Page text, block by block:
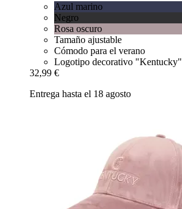
Azul marino
Negro
Rosa oscuro
Tamaño ajustable
Cómodo para el verano
Logotipo decorativo "Kentucky"
32,99 €
Entrega hasta el 18 agosto